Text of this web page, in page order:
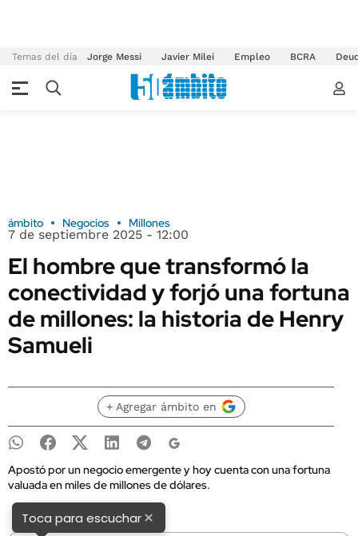
Temas del día Jorge Messi Javier Milei Empleo BCRA
ámbito Negocios Millones
7 de septiembre 2025 - 12:00
El hombre que transformó la
conectividad y forjó una fortuna
de millones: la historia de Henry
Samueli
+ Agregar ámbito en
Apostó por un negocio emergente y hoy cuenta con una fortuna
valuada en miles de millones de dólares.
Toca para escuchar×